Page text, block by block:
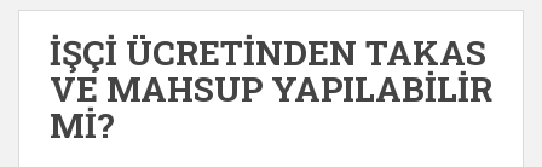
İŞÇİ ÜCRETİNDEN TAKAS
VE MAHSUP YAPILABİLİR
Mİ?